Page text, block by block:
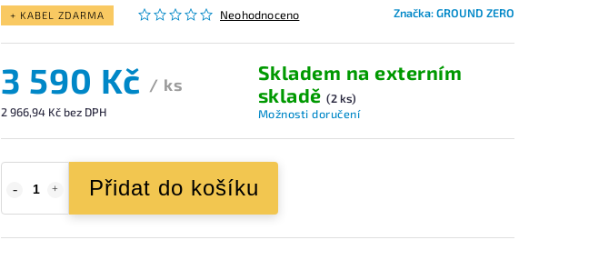
+ KABEL ZDARMA Neohodnoceno Značka:GROUND ZERO
3 590 Kč / ks
2 966,94 Kč bez DPH
Skladem na externím
skladě (2 ks)
Možnosti doručení
Přidat do košíku